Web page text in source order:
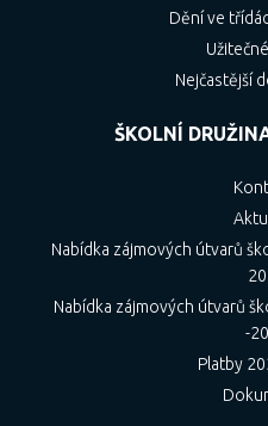
Dění ve
Nejčastější
ŠKOLNÍ
Nabídka zájmových útvarů
Nabídka zájmových útvarů
-
Platby